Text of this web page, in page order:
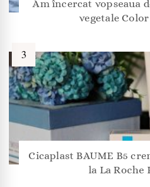
Am încercat vopseaua
vegetale
Cicaplast BAUME B5
la La Roche